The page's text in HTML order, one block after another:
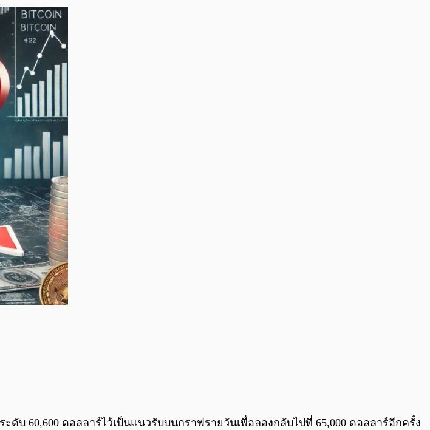
0:00
บ 60,600 ดอลลาร์ไว้เป็นแนวรับบนกราฟรายวันเพื่อลองกลับไปที่ 65,000 ดอลลาร์อีกครั้ง